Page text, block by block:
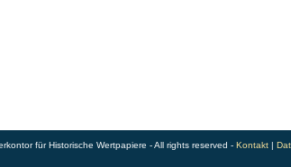
für Historische Wertpapiere - All rights reserved - Kontakt|